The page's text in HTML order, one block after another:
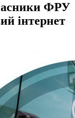
ФРУ
інтернет